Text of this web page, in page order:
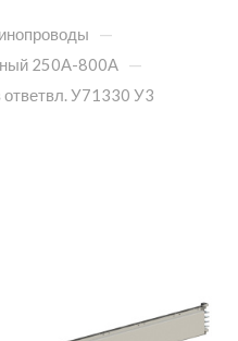
—
250А-800А —
У71330 У3